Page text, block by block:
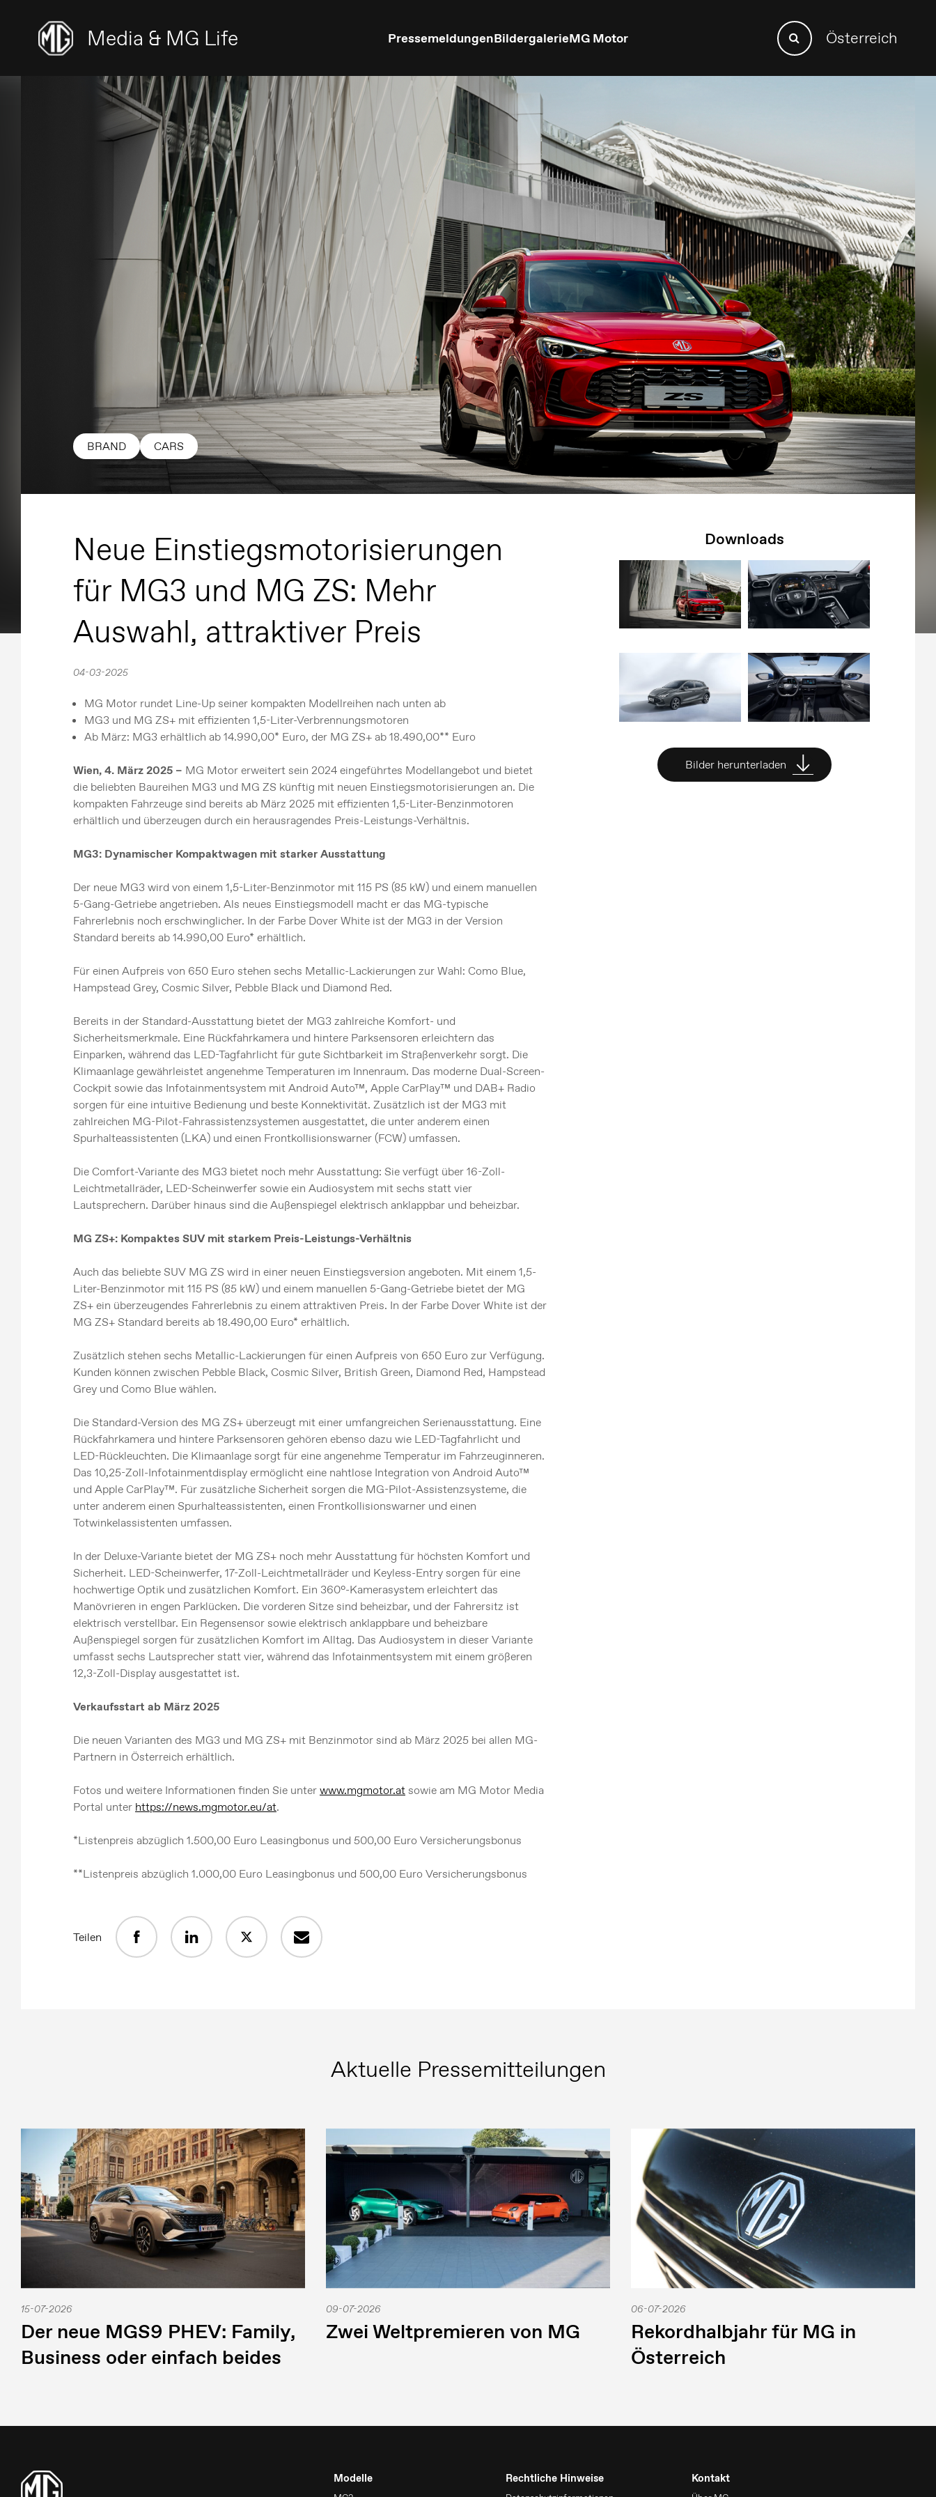
Media & MG Life PressemeldungenBildergalerieMG Motor
Search
for:Search Österreich
BRAND CARS
Neue Einstiegsmotorisierungen
für MG3 und MG ZS: Mehr
Auswahl, attraktiver Preis
04-03-2025
MG Motor rundet Line-Up seiner kompakten Modellreihen nach unten ab
MG3 und MG ZS+ mit effizienten 1,5-Liter-Verbrennungsmotoren
Ab März: MG3 erhältlich ab 14.990,00* Euro, der MG ZS+ ab 18.490,00** Euro
Wien, 4. März 2025 – MG Motor erweitert sein 2024 eingeführtes Modellangebot und bietet
die beliebten Baureihen MG3 und MG ZS künftig mit neuen Einstiegsmotorisierungen an. Die
kompakten Fahrzeuge sind bereits ab März 2025 mit effizienten 1,5-Liter-Benzinmotoren
erhältlich und überzeugen durch ein herausragendes Preis-Leistungs-Verhältnis.
MG3: Dynamischer Kompaktwagen mit starker Ausstattung
Der neue MG3 wird von einem 1,5-Liter-Benzinmotor mit 115 PS (85 kW) und einem manuellen
5-Gang-Getriebe angetrieben. Als neues Einstiegsmodell macht er das MG-typische
Fahrerlebnis noch erschwinglicher. In der Farbe Dover White ist der MG3 in der Version
Standard bereits ab 14.990,00 Euro* erhältlich.
Für einen Aufpreis von 650 Euro stehen sechs Metallic-Lackierungen zur Wahl: Como Blue,
Hampstead Grey, Cosmic Silver, Pebble Black und Diamond Red.
Bereits in der Standard-Ausstattung bietet der MG3 zahlreiche Komfort- und
Sicherheitsmerkmale. Eine Rückfahrkamera und hintere Parksensoren erleichtern das
Einparken, während das LED-Tagfahrlicht für gute Sichtbarkeit im Straßenverkehr sorgt. Die
Klimaanlage gewährleistet angenehme Temperaturen im Innenraum. Das moderne Dual-Screen-
Cockpit sowie das Infotainmentsystem mit Android Auto™, Apple CarPlay™ und DAB+ Radio
sorgen für eine intuitive Bedienung und beste Konnektivität. Zusätzlich ist der MG3 mit
zahlreichen MG-Pilot-Fahrassistenzsystemen ausgestattet, die unter anderem einen
Spurhalteassistenten (LKA) und einen Frontkollisionswarner (FCW) umfassen.
Die Comfort-Variante des MG3 bietet noch mehr Ausstattung: Sie verfügt über 16-Zoll-
Leichtmetallräder, LED-Scheinwerfer sowie ein Audiosystem mit sechs statt vier
Lautsprechern. Darüber hinaus sind die Außenspiegel elektrisch anklappbar und beheizbar.
MG ZS+: Kompaktes SUV mit starkem Preis-Leistungs-Verhältnis
Auch das beliebte SUV MG ZS wird in einer neuen Einstiegsversion angeboten. Mit einem 1,5-
Liter-Benzinmotor mit 115 PS (85 kW) und einem manuellen 5-Gang-Getriebe bietet der MG
ZS+ ein überzeugendes Fahrerlebnis zu einem attraktiven Preis. In der Farbe Dover White ist der
MG ZS+ Standard bereits ab 18.490,00 Euro* erhältlich.
Zusätzlich stehen sechs Metallic-Lackierungen für einen Aufpreis von 650 Euro zur Verfügung.
Kunden können zwischen Pebble Black, Cosmic Silver, British Green, Diamond Red, Hampstead
Grey und Como Blue wählen.
Die Standard-Version des MG ZS+ überzeugt mit einer umfangreichen Serienausstattung. Eine
Rückfahrkamera und hintere Parksensoren gehören ebenso dazu wie LED-Tagfahrlicht und
LED-Rückleuchten. Die Klimaanlage sorgt für eine angenehme Temperatur im Fahrzeuginneren.
Das 10,25-Zoll-Infotainmentdisplay ermöglicht eine nahtlose Integration von Android Auto™
und Apple CarPlay™. Für zusätzliche Sicherheit sorgen die MG-Pilot-Assistenzsysteme, die
unter anderem einen Spurhalteassistenten, einen Frontkollisionswarner und einen
Totwinkelassistenten umfassen.
In der Deluxe-Variante bietet der MG ZS+ noch mehr Ausstattung für höchsten Komfort und
Sicherheit. LED-Scheinwerfer, 17-Zoll-Leichtmetallräder und Keyless-Entry sorgen für eine
hochwertige Optik und zusätzlichen Komfort. Ein 360°-Kamerasystem erleichtert das
Manövrieren in engen Parklücken. Die vorderen Sitze sind beheizbar, und der Fahrersitz ist
elektrisch verstellbar. Ein Regensensor sowie elektrisch anklappbare und beheizbare
Außenspiegel sorgen für zusätzlichen Komfort im Alltag. Das Audiosystem in dieser Variante
umfasst sechs Lautsprecher statt vier, während das Infotainmentsystem mit einem größeren
12,3-Zoll-Display ausgestattet ist.
Verkaufsstart ab März 2025
Die neuen Varianten des MG3 und MG ZS+ mit Benzinmotor sind ab März 2025 bei allen MG-
Partnern in Österreich erhältlich.
Fotos und weitere Informationen finden Sie unterwww.mgmotor.atsowie am MG Motor Media
Portal unter https://news.mgmotor.eu/at.
*Listenpreis abzüglich 1.500,00 Euro Leasingbonus und 500,00 Euro Versicherungsbonus
**Listenpreis abzüglich 1.000,00 Euro Leasingbonus und 500,00 Euro Versicherungsbonus
Teilen
Downloads
Bilder herunterladen
Aktuelle Pressemitteilungen
15-07-2026
Der neue MGS9 PHEV: Family,
Business oder einfach beides
09-07-2026
Zwei Weltpremieren von MG
06-07-2026
Rekordhalbjahr für MG in
Österreich
Modelle Rechtliche Hinweise Kontakt